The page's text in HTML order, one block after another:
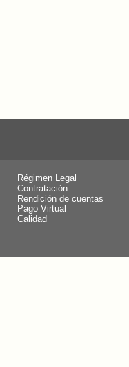
Régimen Legal
Contratación
Rendición de cuentas
Pago Virtual
Calidad